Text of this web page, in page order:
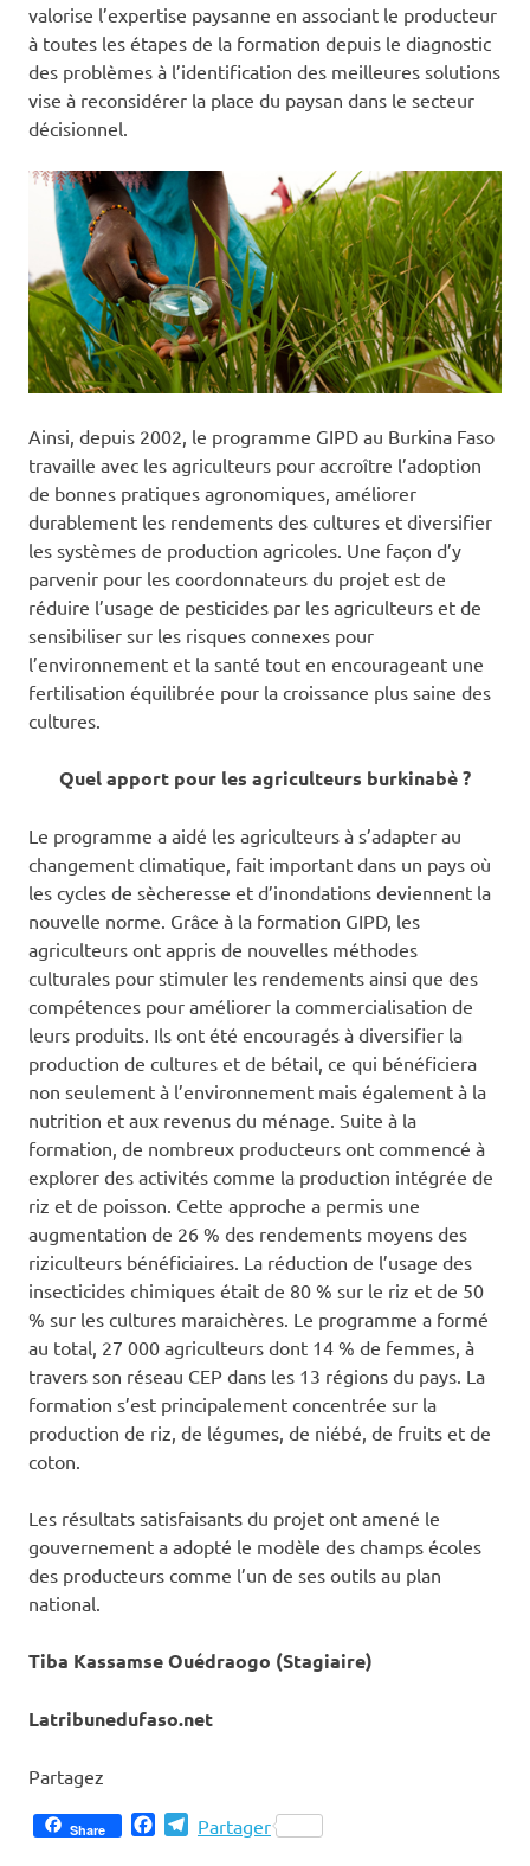
valorise l’expertise paysanne en associant le producteur
à toutes les étapes de la formation depuis le diagnostic
des problèmes à l’identification des meilleures solutions
vise à reconsidérer la place du paysan dans le secteur
décisionnel.
Ainsi, depuis 2002, le programme GIPD au Burkina Faso
travaille avec les agriculteurs pour accroître l’adoption
de bonnes pratiques agronomiques, améliorer
durablement les rendements des cultures et diversifier
les systèmes de production agricoles. Une façon d’y
parvenir pour les coordonnateurs du projet est de
réduire l’usage de pesticides par les agriculteurs et de
sensibiliser sur les risques connexes pour
l’environnement et la santé tout en encourageant une
fertilisation équilibrée pour la croissance plus saine des
cultures.
Quel apport pour les agriculteurs burkinabè ?
Le programme a aidé les agriculteurs à s’adapter au
changement climatique, fait important dans un pays où
les cycles de sècheresse et d’inondations deviennent la
nouvelle norme. Grâce à la formation GIPD, les
agriculteurs ont appris de nouvelles méthodes
culturales pour stimuler les rendements ainsi que des
compétences pour améliorer la commercialisation de
leurs produits. Ils ont été encouragés à diversifier la
production de cultures et de bétail, ce qui bénéficiera
non seulement à l’environnement mais également à la
nutrition et aux revenus du ménage. Suite à la
formation, de nombreux producteurs ont commencé à
explorer des activités comme la production intégrée de
riz et de poisson. Cette approche a permis une
augmentation de 26 % des rendements moyens des
riziculteurs bénéficiaires. La réduction de l’usage des
insecticides chimiques était de 80 % sur le riz et de 50
% sur les cultures maraichères. Le programme a formé
au total, 27 000 agriculteurs dont 14 % de femmes, à
travers son réseau CEP dans les 13 régions du pays. La
formation s’est principalement concentrée sur la
production de riz, de légumes, de niébé, de fruits et de
coton.
Les résultats satisfaisants du projet ont amené le
gouvernement a adopté le modèle des champs écoles
des producteurs comme l’un de ses outils au plan
national.
Tiba Kassamse Ouédraogo (Stagiaire)
Latribunedufaso.net
Partagez
Share FacebookTelegram
Partager